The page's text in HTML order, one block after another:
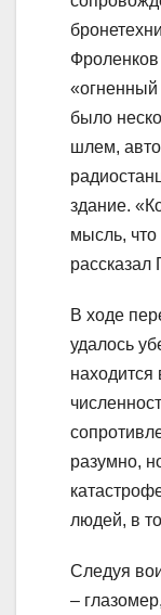
Фроленков
было
шлем,
здание.
мысль,
рассказал
В ходе
удалось
разумно,
людей, в
Следуя
–